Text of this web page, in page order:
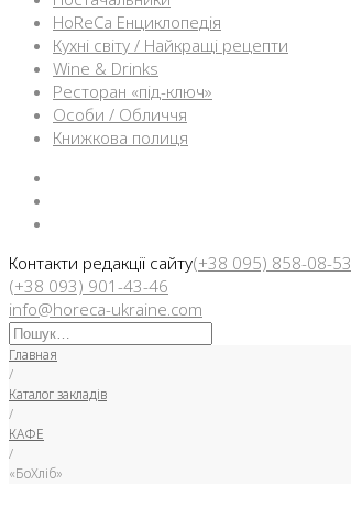
HoReCa Енциклопедія
Кухні світу / Найкращі рецепти
Wine & Drinks
Ресторан «під-ключ»
Особи / Обличчя
Книжкова полиця
Контакти редакції сайту(+38 095) 858-08-53
(+38 093) 901-43-46
info@horeca-ukraine.com
Искать:
Главная
/
Каталог закладів
/
КАФЕ
/
«БоХліб»